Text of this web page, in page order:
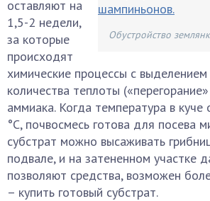
Обустройство
оставляют на
1,5-2 недели,
за которые
происходят
химические процессы с
количества теплоты
аммиака. Когда температура в куче
°С, почвосмесь готова для посева
субстрат можно высаживать
подвале, и на затененном участке
позволяют средства, возможен
– купить готовый субстрат.